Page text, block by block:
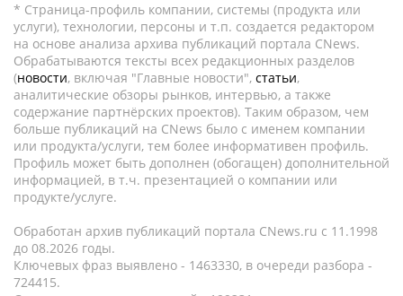
* Страница-профиль компании, системы (продукта или
услуги), технологии, персоны и т.п. создается редактором
на основе анализа архива публикаций портала CNews.
Обрабатываются тексты всех редакционных разделов
(новости, включая "Главные новости", статьи,
аналитические обзоры рынков, интервью, а также
содержание партнёрских проектов). Таким образом, чем
больше публикаций на CNews было с именем компании
или продукта/услуги, тем более информативен профиль.
Профиль может быть дополнен (обогащен) дополнительной
информацией, в т.ч. презентацией о компании или
продукте/услуге.
Обработан архив публикаций портала CNews.ru c 11.1998
до 08.2026 годы.
Ключевых фраз выявлено - 1463330, в очереди разбора -
724415.